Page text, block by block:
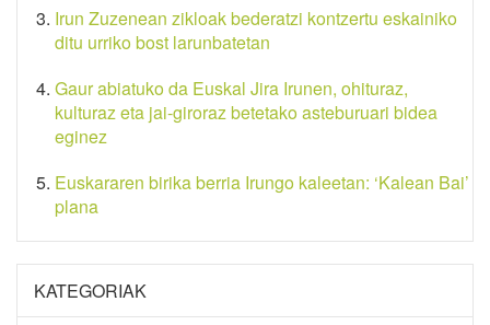
Irun Zuzenean zikloak bederatzi kontzertu eskainiko
ditu urriko bost larunbatetan
Gaur abiatuko da Euskal Jira Irunen, ohituraz,
kulturaz eta jai-giroraz betetako asteburuari bidea
eginez
Euskararen birika berria Irungo kaleetan: ‘Kalean Bai’
plana
KATEGORIAK